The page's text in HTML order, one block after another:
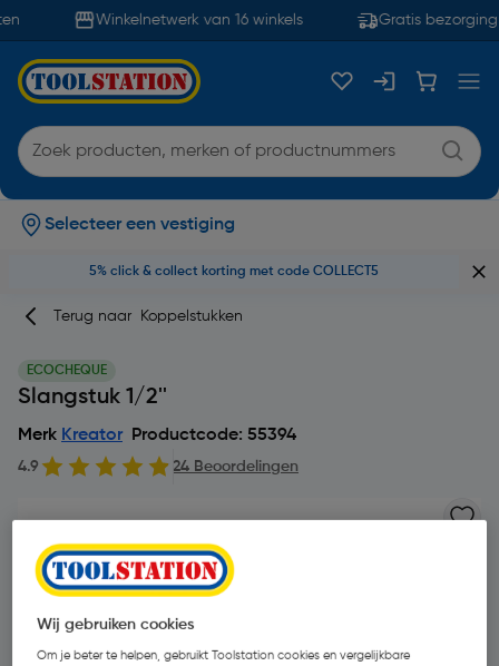
Winkelnetwerk van 16 winkels Gratis bezorging
Selecteer een vestiging
5% click & collect korting met code COLLECT5
Terug naar Koppelstukken
ECOCHEQUE
Slangstuk 1/2''
Merk Kreator Productcode: 55394
4.9 24 Beoordelingen
Wij gebruiken cookies
Om je beter te helpen, gebruikt Toolstation cookies en vergelijkbare